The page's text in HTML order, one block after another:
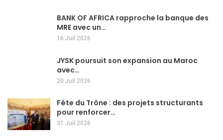
BANK OF AFRICA rapproche la banque des
MRE avec un…
16 Juil 2026
JYSK poursuit son expansion au Maroc
avec…
20 Juil 2026
Fête du Trône : des projets structurants
pour renforcer…
31 Juil 2026